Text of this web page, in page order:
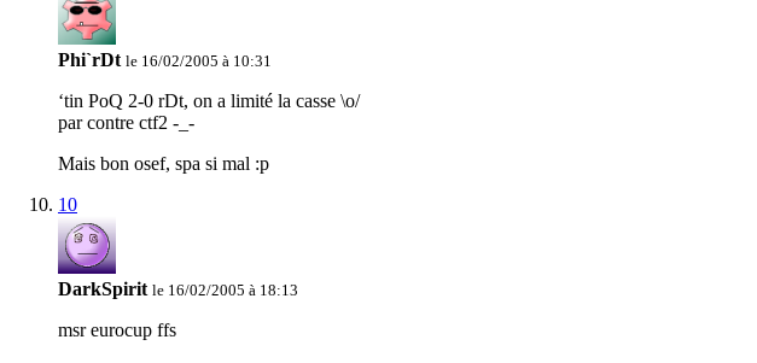
Phi`rDt le 16/02/2005 à 10:31
‘tin PoQ 2-0 rDt, on a limité la casse \o/
par contre ctf2 -_-
Mais bon osef, spa si mal :p
10
DarkSpirit le 16/02/2005 à 18:13
msr eurocup ffs